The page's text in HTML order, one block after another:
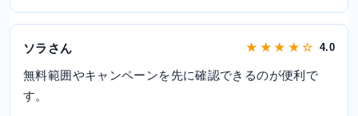
ソラさん ★ ★ ★ ★ ☆ 4.0
無料範囲やキャンペーンを先に確認できるのが便利で
す。